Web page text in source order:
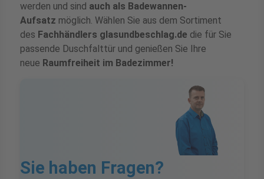
werden und sind auch als Badewannen-
Aufsatz möglich. Wählen Sie aus dem Sortiment
des Fachhändlers glasundbeschlag.de die für Sie
passende Duschfalttür und genießen Sie Ihre
neue Raumfreiheit im Badezimmer!
Sie haben Fragen?